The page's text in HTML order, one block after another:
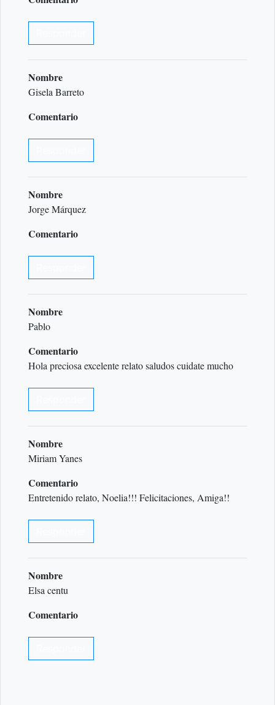
Nombre
Gisela Barreto
Comentario
Nombre
Jorge Márquez
Comentario
Nombre
Pablo
Comentario
Hola preciosa excelente relato saludos cuidate mucho
Nombre
Miriam Yanes
Comentario
Entretenido relato, Noelia!!! Felicitaciones, Amiga!!
Nombre
Elsa centu
Comentario